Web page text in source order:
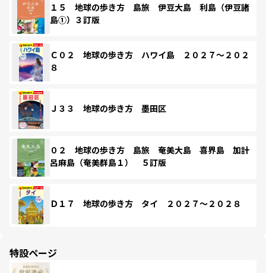
１５ 地球の歩き方 島旅 伊豆大島 利島（伊豆諸
島①）３訂版
Ｃ０２ 地球の歩き方 ハワイ島 ２０２７～２０２
８
Ｊ３３ 地球の歩き方 墨田区
０２ 地球の歩き方 島旅 奄美大島 喜界島 加計
呂麻島（奄美群島１） ５訂版
Ｄ１７ 地球の歩き方 タイ ２０２７～２０２８
特設ページ